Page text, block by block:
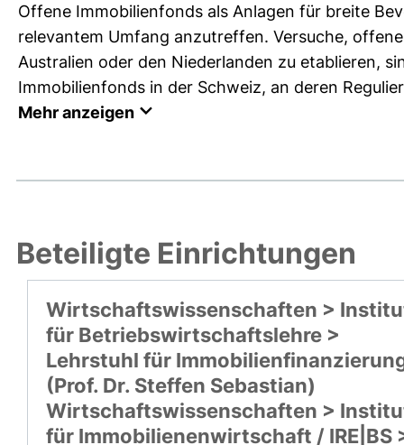
Offene Immobilienfonds als Anlagen für breite
relevantem Umfang anzutreffen. Versuche,
Australien oder den Niederlanden zu etablieren,
Immobilienfonds in der Schweiz, an deren
Mehr anzeigen
Beteiligte Einrichtungen
Wirtschaftswissenschaften >
für Betriebswirtschaftslehre >
Lehrstuhl für
(Prof. Dr. Steffen Sebastian)
Wirtschaftswissenschaften >
für Immobilienenwirtschaft / IRE|BS